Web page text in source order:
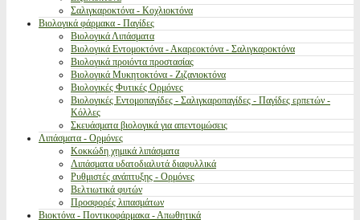
Σαλιγκαροκτόνα - Κοχλιοκτόνα
Βιολογικά φάρμακα - Παγίδες
Βιολογικά Λιπάσματα
Βιολογικά Εντομοκτόνα - Ακαρεοκτόνα - Σαλιγκαροκτόνα
Βιολογικά προιόντα προστασίας
Βιολογικά Μυκητοκτόνα - Ζιζανιοκτόνα
Βιολογικές Φυτικές Ορμόνες
Βιολογικές Εντομοπαγίδες - Σαλιγκαροπαγίδες - Παγίδες ερπετών -
Κόλλες
Σκευάσματα βιολογικά για απεντομώσεις
Λιπάσματα - Ορμόνες
Κοκκώδη χημικά λιπάσματα
Λιπάσματα υδατοδιαλυτά διαφυλλικά
Ρυθμιστές ανάπτυξης - Ορμόνες
Βελτιωτικά φυτών
Προσφορές λιπασμάτων
Βιοκτόνα - Ποντικοφάρμακα - Απωθητικά